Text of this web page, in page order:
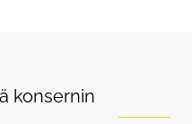
konsernin